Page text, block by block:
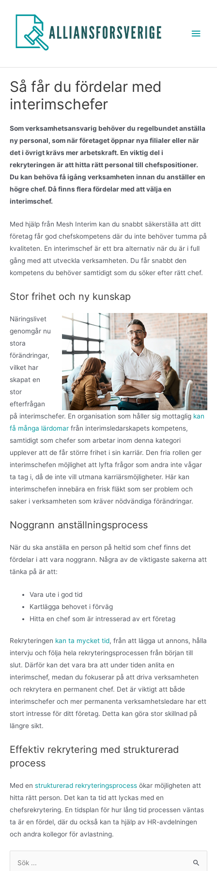
Så får du fördelar med
interimschefer
Som verksamhetsansvarig behöver du regelbundet anställa
ny personal, som när företaget öppnar nya filialer eller när
det i övrigt krävs mer arbetskraft. En viktig del i
rekryteringen är att hitta rätt personal till chefspositioner.
Du kan behöva få igång verksamheten innan du anställer en
högre chef. Då finns flera fördelar med att välja en
interimschef.
Med hjälp från Mesh Interim kan du snabbt säkerställa att ditt
företag får god chefskompetens där du inte behöver tumma på
kvaliteten. En interimschef är ett bra alternativ när du är i full
gång med att utveckla verksamheten. Du får snabbt den
kompetens du behöver samtidigt som du söker efter rätt chef.
Stor frihet och ny kunskap
Näringslivet
genomgår nu
stora
förändringar,
vilket har
skapat en
stor
efterfrågan
på interimschefer. En organisation som håller sig mottaglig kan
få många lärdomar från interimsledarskapets kompetens,
samtidigt som chefer som arbetar inom denna kategori
upplever att de får större frihet i sin karriär. Den fria rollen ger
interimschefen möjlighet att lyfta frågor som andra inte vågar
ta tag i, då de inte vill utmana karriärsmöjligheter. Här kan
interimschefen innebära en frisk fläkt som ser problem och
saker i verksamheten som kräver nödvändiga förändringar.
Noggrann anställningsprocess
När du ska anställa en person på heltid som chef finns det
fördelar i att vara noggrann. Några av de viktigaste sakerna att
tänka på är att:
Vara ute i god tid
Kartlägga behovet i förväg
Hitta en chef som är intresserad av ert företag
Rekryteringen kan ta mycket tid, från att lägga ut annons, hålla
intervju och följa hela rekryteringsprocessen från början till
slut. Därför kan det vara bra att under tiden anlita en
interimschef, medan du fokuserar på att driva verksamheten
och rekrytera en permanent chef. Det är viktigt att både
interimschefer och mer permanenta verksamhetsledare har ett
stort intresse för ditt företag. Detta kan göra stor skillnad på
längre sikt.
Effektiv rekrytering med strukturerad
process
Med en strukturerad rekryteringsprocess ökar möjligheten att
hitta rätt person. Det kan ta tid att lyckas med en
chefsrekrytering. En tidsplan för hur lång tid processen väntas
ta är en fördel, där du också kan ta hjälp av HR-avdelningen
och andra kollegor för avlastning.